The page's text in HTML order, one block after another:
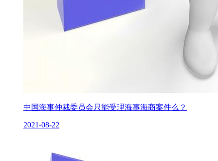
中国海事仲裁委员会只能受理海事海商案件么？
2021-08-22